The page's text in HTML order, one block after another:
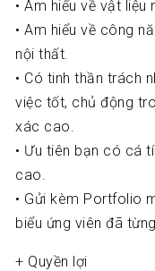
• Am hiểu về vật liệu
• Am hiểu về công
nội thất.
• Có tinh thần trách
việc tốt, chủ động
xác cao.
• Ưu tiên bạn có cá
cao.
• Gửi kèm Portfolio
biểu ứng viên đã
+ Quyền lợi